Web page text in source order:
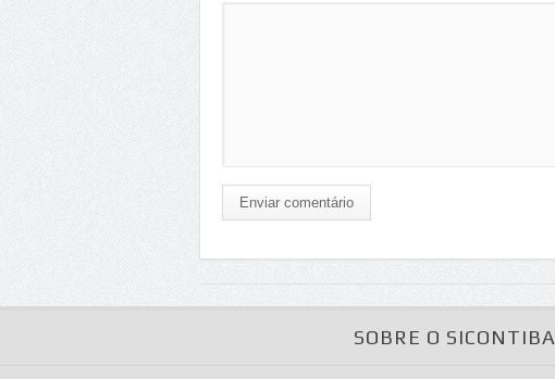
Enviar comentário
SOBRE O SICONTIBA